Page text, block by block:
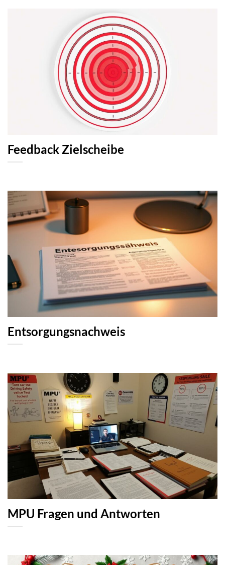
Feedback Zielscheibe
Entsorgungsnachweis
MPU Fragen und Antworten